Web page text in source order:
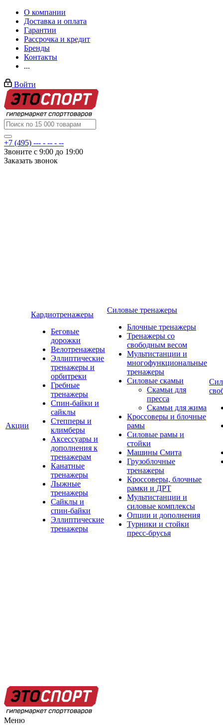
О компании
Доставка и оплата
Гарантии
Рассрочка и кредит
Бренды
Контакты
...
Войти
+7 (495) --- - -- - --
Звоните с 9:00 до 19:00
Заказать звонок
Акции
Кардиотренажеры
Беговые
дорожки
Велотренажеры
Эллиптические
тренажеры и
орбитреки
Гребные
тренажеры
Спин-байки и
сайклы
Степперы и
климберы
Аксессуары и
дополнения к
тренажерам
Канатные
тренажеры
Лыжные
тренажеры
Сайклы и
спин-байки
Эллиптические
тренажеры
Силовые тренажеры
Блочные тренажеры
Тренажеры со
свободным весом
Мультистанции и
многофункциональные
тренажеры
Силовые скамьи
Скамьи для
пресса
Скамьи для жима
Кроссоверы и блочные
рамы
Силовые рамы и
стойки
Машины Смита
Грузоблочные
тренажеры
Кроссоверы, блочные
рамки и ДРТ
Мультистанции и
силовые комплексы
Опции и дополнения
Турники и стойки
пресс-брусья
Меню